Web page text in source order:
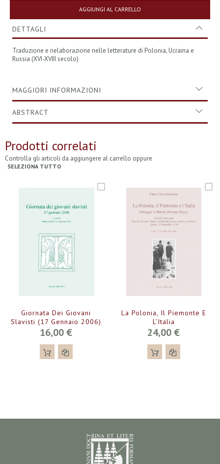
AGGIUNGI AL CARRELLO
DETTAGLI
Traduzione e rielaborazione nelle letterature di Polonia, Ucraina e
Russia (XVI-XVIII secolo)
MAGGIORI INFORMAZIONI
ABSTRACT
Prodotti correlati
Controlla gli articoli da aggiungere al carrello oppure
SELEZIONA TUTTO
Giornata Dei Giovani
Slavisti (17 Gennaio 2006)
16,00 €
La Polonia, Il Piemonte E
L’Italia
24,00 €